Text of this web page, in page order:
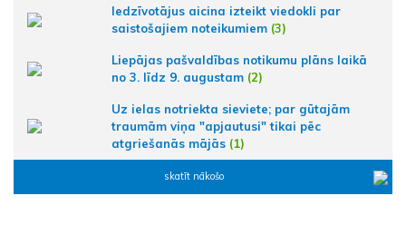
Iedzīvotājus aicina izteikt viedokli par
saistošajiem noteikumiem (3)
Liepājas pašvaldības notikumu plāns laikā
no 3. līdz 9. augustam (2)
Uz ielas notriekta sieviete; par gūtajām
traumām viņa "apjautusi" tikai pēc
atgriešanās mājās (1)
skatīt nākošo